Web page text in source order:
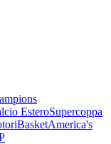
EsteroSupercoppa
BasketAmerica's